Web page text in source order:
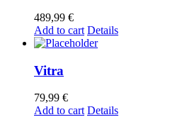
489,99 €
Add to cart Details
Vitra
79,99 €
Add to cart Details